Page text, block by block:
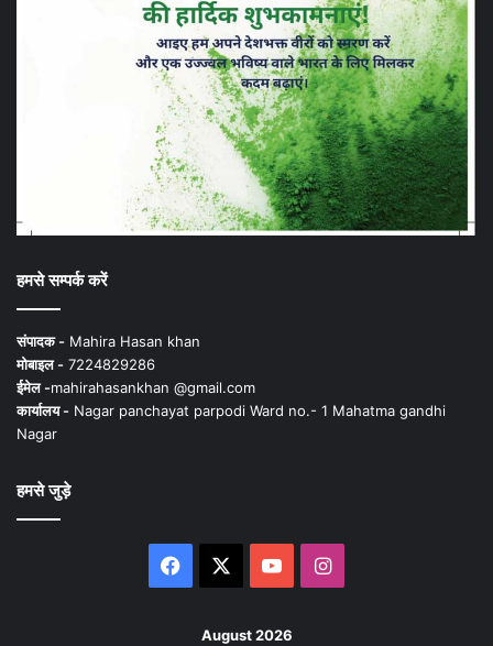
हमसे सम्पर्क करें
संपादक - Mahira Hasan khan
मोबाइल - 7224829286
ईमेल -mahirahasankhan @gmail.com
कार्यालय - Nagar panchayat parpodi Ward no.- 1 Mahatma gandhi
Nagar
हमसे जुड़े
Facebook YouTubeInstagram
August 2026